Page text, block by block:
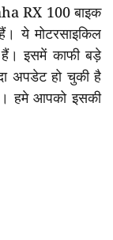
RX 100 बाइक
ये मोटरसाइकिल
इसमें काफी बड़े
अपडेट हो चुकी है
हमे आपको इसकी